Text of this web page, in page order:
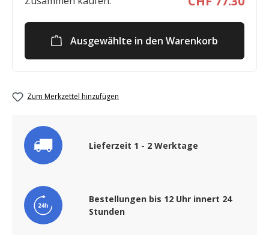
Ausgewählte in den Warenkorb
Zum Merkzettel hinzufügen
Lieferzeit 1 - 2 Werktage
Bestellungen bis 12 Uhr innert 24
Stunden